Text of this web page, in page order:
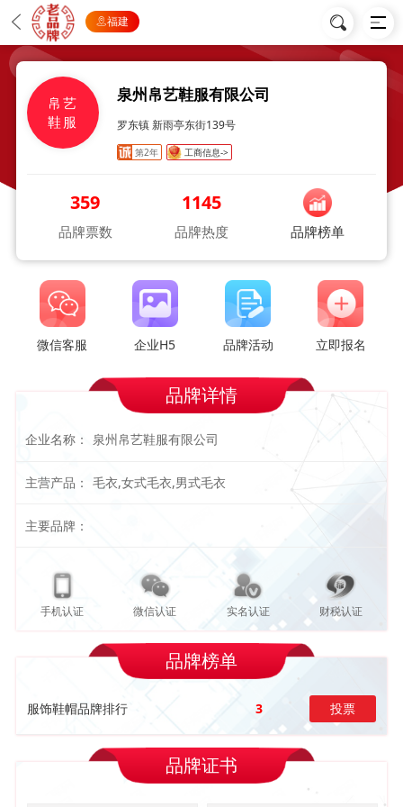
福建
帛艺
鞋服
泉州帛艺鞋服有限公司
罗东镇 新雨亭东街139号
第2年 工商信息->
359
品牌票数
1145
品牌热度 品牌榜单
微信客服 企业H5 品牌活动 立即报名
品牌详情
企业名称： 泉州帛艺鞋服有限公司
主营产品： 毛衣,女式毛衣,男式毛衣
主要品牌：
手机认证 微信认证 实名认证 财税认证
品牌榜单
服饰鞋帽品牌排行 3 投票
品牌证书